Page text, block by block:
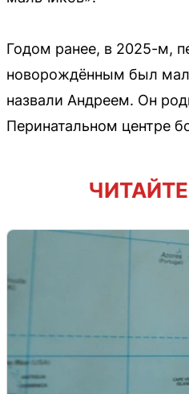
Годом ранее, в 2025-м,
новорождённым был
назвали Андреем. Он
Перинатальном центре